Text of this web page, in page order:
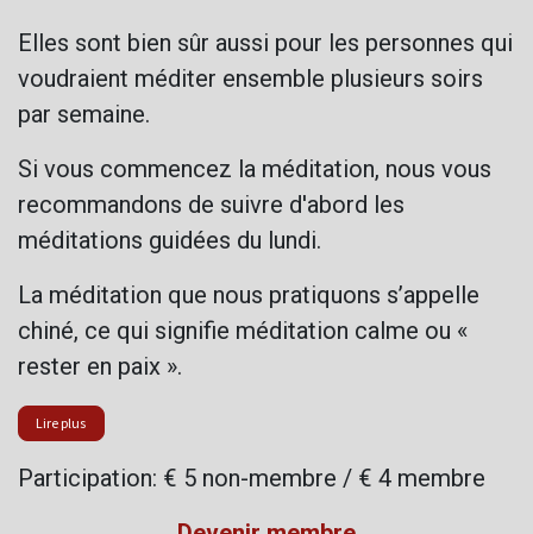
Elles sont bien sûr aussi pour les personnes qui
voudraient méditer ensemble plusieurs soirs
par semaine.
Si vous commencez la méditation, nous vous
recommandons de suivre d'abord les
méditations guidées du lundi.
La méditation que nous pratiquons s’appelle
chiné, ce qui signifie méditation calme ou «
rester en paix ».
Lire plus
Participation: € 5 non-membre / € 4 membre